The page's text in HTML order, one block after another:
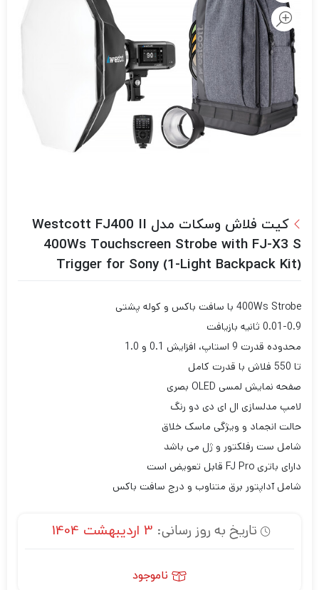
کیت فلاش وسکات مدل Westcott FJ400 II
400Ws Touchscreen Strobe with FJ-X3 S
Trigger for Sony (1-Light Backpack Kit)
400Ws Strobe با سافت باکس و کوله پشتی
0.01-0.9 ثانیه بازیافت
محدوده قدرت 9 استاپ، افزایش 0.1 و 1.0
تا 550 فلاش با قدرت کامل
صفحه نمایش لمسی OLED بصری
لامپ مدلسازی ال ای دی دو رنگ
حالت انجماد و ویژگی ماسک خلاق
شامل ست رفلکتور و ژل می باشد
دارای باتری FJ Pro قابل تعویض است
شامل آداپتور برق متناوب و درج سافت باکس
تاریخ به روز رسانی: 3 اردیبهشت 1404
ناموجود